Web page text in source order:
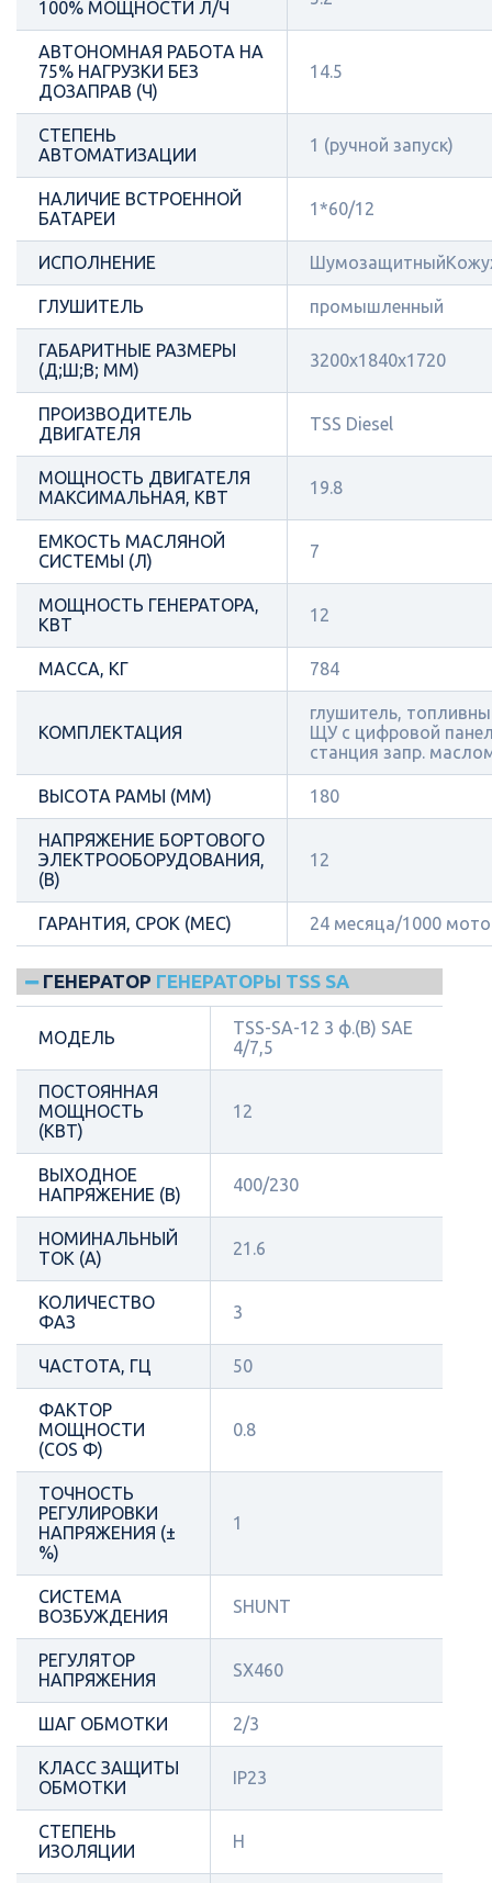
100% МОЩНОСТИ Л/Ч
АВТОНОМНАЯ РАБОТА НА
75% НАГРУЗКИ БЕЗ
ДОЗАПРАВ (Ч)
14.5
СТЕПЕНЬ
АВТОМАТИЗАЦИИ
1 (ручной запуск)
НАЛИЧИЕ ВСТРОЕННОЙ
БАТАРЕИ
1*60/12
ИСПОЛНЕНИЕ
ГЛУШИТЕЛЬ промышленный
ГАБАРИТНЫЕ РАЗМЕРЫ
(Д;Ш;В; ММ)
3200x1840x1720
ПРОИЗВОДИТЕЛЬ
ДВИГАТЕЛЯ
TSS Diesel
МОЩНОСТЬ ДВИГАТЕЛЯ
МАКСИМАЛЬНАЯ, КВТ
19.8
ЕМКОСТЬ МАСЛЯНОЙ
СИСТЕМЫ (Л)
7
МОЩНОСТЬ ГЕНЕРАТОРА,
КВТ
12
МАССА, КГ 784
КОМПЛЕКТАЦИЯ
глушитель,
ЩУ с цифровой
станция запр.
ВЫСОТА РАМЫ (ММ) 180
НАПРЯЖЕНИЕ БОРТОВОГО
ЭЛЕКТРООБОРУДОВАНИЯ,
(В)
12
ГАРАНТИЯ, СРОК (МЕС) 24 месяца/1000
ГЕНЕРАТОР ГЕНЕРАТОРЫ TSS SA
МОДЕЛЬ
TSS-SA-12 3 ф.(B) SAE
4/7,5
ПОСТОЯННАЯ
МОЩНОСТЬ
(КВТ)
12
ВЫХОДНОЕ
НАПРЯЖЕНИЕ (В)
400/230
НОМИНАЛЬНЫЙ
ТОК (А)
21.6
КОЛИЧЕСТВО
ФАЗ
3
ЧАСТОТА, ГЦ 50
ФАКТОР
МОЩНОСТИ
(COS Φ)
0.8
ТОЧНОСТЬ
РЕГУЛИРОВКИ
НАПРЯЖЕНИЯ (±
%)
1
СИСТЕМА
ВОЗБУЖДЕНИЯ
SHUNT
РЕГУЛЯТОР
НАПРЯЖЕНИЯ
SX460
ШАГ ОБМОТКИ 2/3
КЛАСС ЗАЩИТЫ
ОБМОТКИ
IP23
СТЕПЕНЬ
ИЗОЛЯЦИИ
Н